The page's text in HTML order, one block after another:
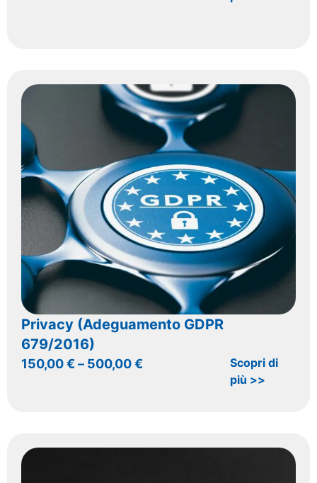
Privacy (Adeguamento GDPR
679/2016)
150,00€– 500,00€
Scopri di
più >>